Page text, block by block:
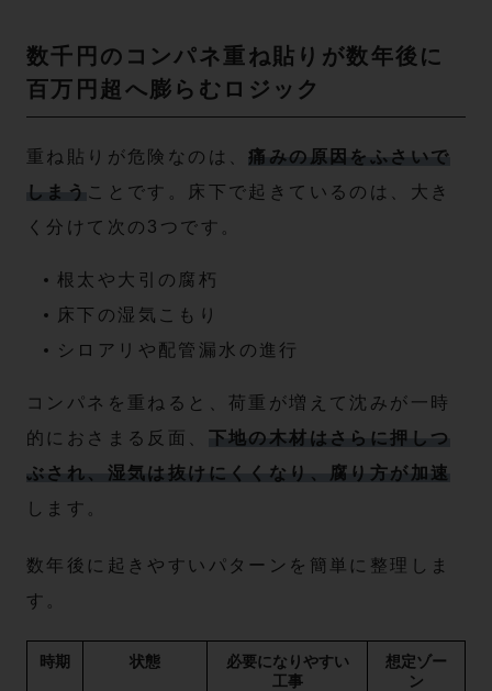
数千円のコンパネ重ね貼りが数年後に
百万円超へ膨らむロジック
重ね貼りが危険なのは、痛みの原因をふさいで
しまう ことです。床下で起きているのは、大き
く分けて次の3つです。
根太や大引の腐朽
床下の湿気こもり
シロアリや配管漏水の進行
コンパネを重ねると、荷重が増えて沈みが一時
的におさまる反面、 下地の木材はさらに押しつ
ぶされ、湿気は抜けにくくなり、腐り方が加速
します。
数年後に起きやすいパターンを簡単に整理しま
す。
時期 状態
必要になりやすい
工事
想定ゾー
ン